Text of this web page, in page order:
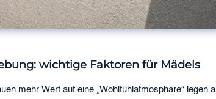
wichtige Faktoren für Mädels
mehr Wert auf eine „Wohlfühlatmosphäre“ legen